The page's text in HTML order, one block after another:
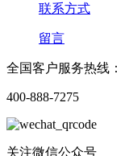
联系方式
留言
全国客户服务热线：
400-888-7275
关注微信公众号